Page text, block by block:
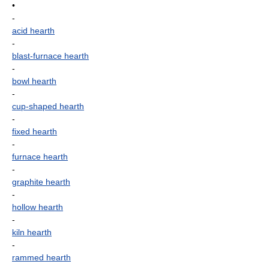
•
-
acid hearth
-
blast-furnace hearth
-
bowl hearth
-
cup-shaped hearth
-
fixed hearth
-
furnace hearth
-
graphite hearth
-
hollow hearth
-
kiln hearth
-
rammed hearth